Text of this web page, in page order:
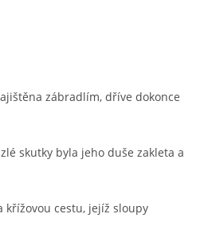
zábradlím, dříve dokonce
skutky byla jeho duše zakleta a
křížovou cestu, jejíž sloupy